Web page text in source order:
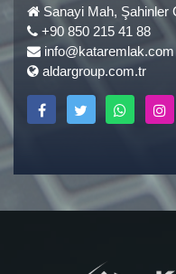
Sanayi Mah, Şahinler
+90 850 215 41 88
info@kataremlak.com
aldargroup.com.tr